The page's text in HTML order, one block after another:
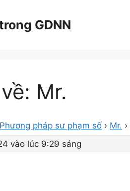
GDNN
Mr.
Phương pháp sư phạm số › Mr. ›
vào lúc 9:29 sáng